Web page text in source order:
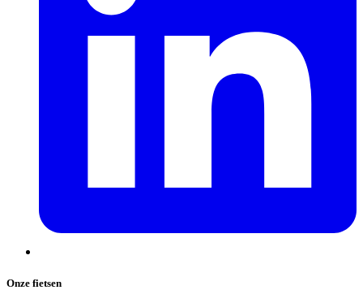
Onze fietsen